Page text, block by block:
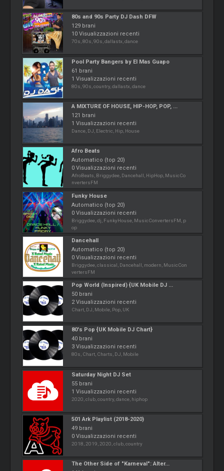
80s and 90s Party DJ Dash DFW
129 brani
10 Visualizzazioni recenti
70s, 80s, 90s, dallastx, dance
Pool Party Bangers by El Mas Guapo
61 brani
1 Visualizzazioni recenti
80s, 90s, country, dallastx, dance
A MIXTURE OF HOUSE, HIP-HOP, POP, ...
121 brani
1 Visualizzazioni recenti
Dance, DJ, Electric, Hip, House
Afro Beats
Automatico (top 20)
0 Visualizzazioni recenti
AfroBeats, Briggydee, Dancehall, HipHop, MusicCo
nvertersFM
Funky House
Automatico (top 20)
0 Visualizzazioni recenti
Briggydee, dj, FunkyHouse, MusicConvertersFM, p
op
Dancehall
Automatico (top 20)
0 Visualizzazioni recenti
Briggydee, classical, Dancehall, modern, MusicCon
vertersFM
Pop World (Inspired) {UK Mobile DJ ...
50 brani
2 Visualizzazioni recenti
Chart, DJ, Mobile, Pop, UK
80's Pop {UK Mobile DJ Chart}
40 brani
3 Visualizzazioni recenti
80s, Chart, Charts, DJ, Mobile
Saturday Night DJ Set
55 brani
1 Visualizzazioni recenti
2020, club, country, dance, hiphop
501 Ark Playlist (2018-2020)
49 brani
0 Visualizzazioni recenti
2018, 2019, 2020, club, country
The Other Side of "Karneval": Alter...